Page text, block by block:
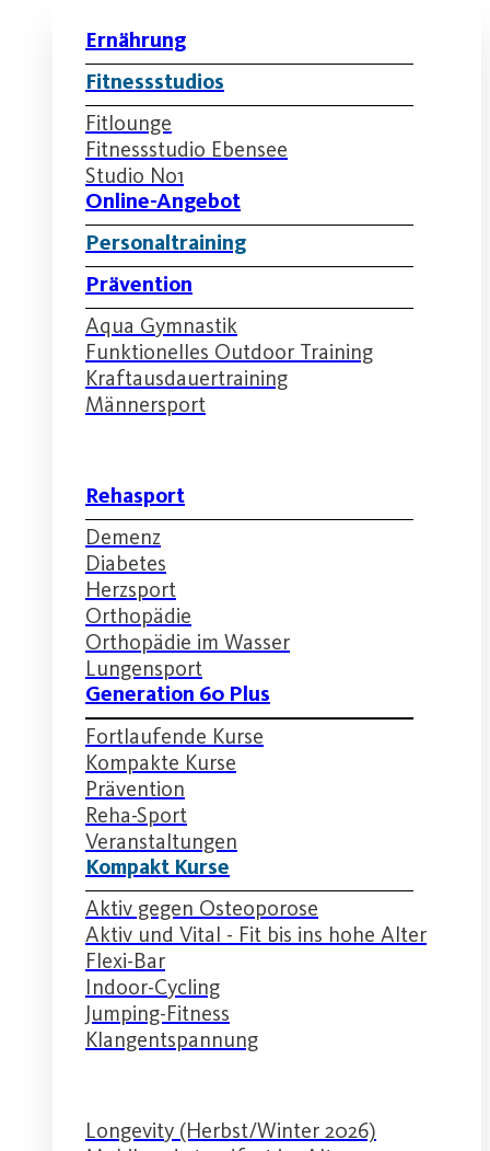
Ernährung
Fitnessstudios
Fitlounge
Fitnessstudio Ebensee
Studio No1
Online-Angebot
Personaltraining
Prävention
Aqua Gymnastik
Funktionelles Outdoor Training
Kraftausdauertraining
Männersport
Rehasport
Demenz
Diabetes
Herzsport
Orthopädie
Orthopädie im Wasser
Lungensport
Generation 60 Plus
Fortlaufende Kurse
Kompakte Kurse
Prävention
Reha-Sport
Veranstaltungen
Kompakt Kurse
Aktiv gegen Osteoporose
Aktiv und Vital - Fit bis ins hohe Alter
Flexi-Bar
Indoor-Cycling
Jumping-Fitness
Klangentspannung
Longevity (Herbst/Winter 2026)